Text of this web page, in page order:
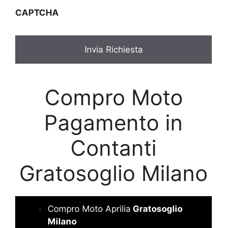
a
y
CAPTCHA
Compro Moto
Pagamento in
Contanti
Gratosoglio Milano
Compro Moto Aprilia Gratosoglio
Milano